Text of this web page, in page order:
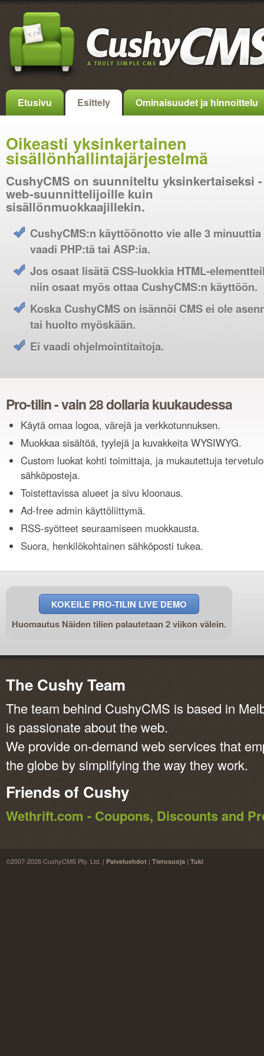
Etusivu Esittely Ominaisuudet ja hinnoittelu
Oikeasti yksinkertainen
sisällönhallintajärjestelmä
CushyCMS on suunniteltu yksinkertaiseksi
web-suunnittelijoille kuin
sisällönmuokkaajillekin.
CushyCMS:n käyttöönotto vie alle 3 minuuttia
vaadi PHP:tä tai ASP:ia.
Jos osaat lisätä CSS-luokkia HTML-
niin osaat myös ottaa CushyCMS:n käyttöön.
Koska CushyCMS on isännöi CMS ei ole
tai huolto myöskään.
Ei vaadi ohjelmointitaitoja.
Pro-tilin - vain 28 dollaria kuukaudessa
Käytä omaa logoa, värejä ja verkkotunnuksen.
Muokkaa sisältöä, tyylejä ja kuvakkeita WYSIWYG.
Custom luokat kohti toimittaja, ja mukautettuja
sähköposteja.
Toistettavissa alueet ja sivu kloonaus.
Ad-free admin käyttöliittymä.
RSS-syötteet seuraamiseen muokkausta.
Suora, henkilökohtainen sähköposti tukea.
KOKEILE PRO-TILIN LIVE DEMO
Huomautus Näiden tilien palautetaan 2 viikon välein.
The Cushy Team
The team behind CushyCMS is based in
is passionate about the web.
We provide on-demand web services that
the globe by simplifying the way they work.
Friends of Cushy
Wethrift.com - Coupons, Discounts and
©2007-2026 CushyCMS Pty. Ltd. | Palveluehdot | Tietosuoja | Tuki